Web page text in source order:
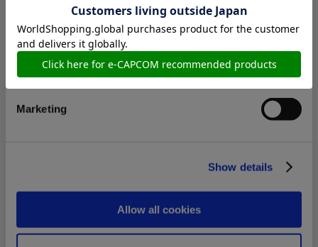
Statistics
Marketing
Show details
Allow all cookies
お届け開始日： 2026/09/04
【PS5】鬼武者 Way of the Sword プレミアムデラックスエ